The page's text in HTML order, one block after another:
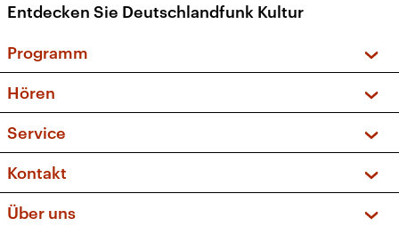
Entdecken Sie Deutschlandfunk Kultur
Programm
Sendungen und Podcasts
Musikliste
Kakadu – Das Kinderprogramm
Hören
Frequenzen (UKW + DAB+)
Service
FAQ
Apps
Kontakt
Über uns